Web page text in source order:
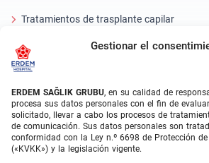
Gestionar el
ERDEM SAĞLIK GRUBU, en su calidad de
procesa sus datos personales con el fin de
solicitado, llevar a cabo los procesos de
de comunicación. Sus datos personales son
conformidad con la Ley n.º 6698 de Protección
(«KVKK») y la legislación vigente.
Tratamientos de trasplante capilar
Tratamientos Dentales Turquía
Láser Ocular
About Erdem
Quiénes somos
Unidades Médicas